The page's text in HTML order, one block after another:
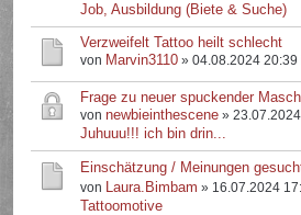
Job, Ausbildung (Biete & Suche)
Verzweifelt Tattoo heilt schlecht
von Marvin3110 » 04.08.2024 20:39
Frage zu neuer spuckender
vonnewbieinthescene »
Juhuuu!!! ich bin drin...
Einschätzung / Meinungen
von Laura.Bimbam » 16.07.2024
Tattoomotive